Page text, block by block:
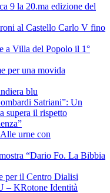
9 la 20.ma edizione del
al Castello Carlo V fino
a Villa del Popolo il 1°
per una movida
blu
Satriani”: Un
supera il rispetto
urne con
“Dario Fo. La Bibbia
per il Centro Dialisi
– KRotone Identità